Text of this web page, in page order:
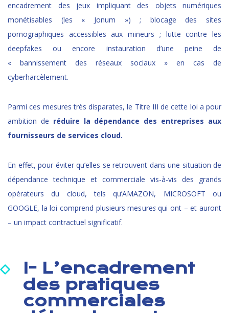
encadrement des jeux impliquant des objets numériques
monétisables (les « Jonum ») ; blocage des sites
pornographiques accessibles aux mineurs ; lutte contre les
deepfakes ou encore instauration d’une peine de
« bannissement des réseaux sociaux » en cas de
cyberharcèlement.
Parmi ces mesures très disparates, le Titre III de cette loi a pour
ambition de réduire la dépendance des entreprises aux
fournisseurs de services cloud.
En effet, pour éviter qu’elles se retrouvent dans une situation de
dépendance technique et commerciale vis-à-vis des grands
opérateurs du cloud, tels qu’AMAZON, MICROSOFT ou
GOOGLE, la loi comprend plusieurs mesuresqui ont – et auront
– un impact contractuel significatif.
I- L’encadrement
des pratiques
commerciales